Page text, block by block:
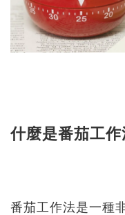
什麼是番茄工作
番茄工作法是一種